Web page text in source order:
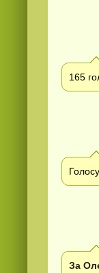
165
За